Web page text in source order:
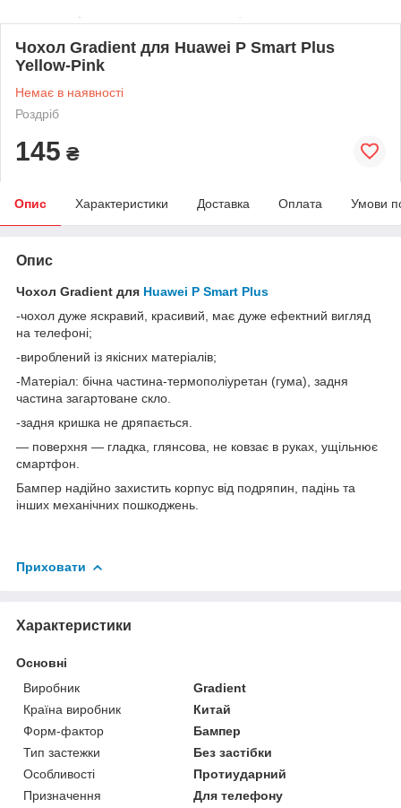
Чохол Gradient для Huawei P Smart Plus
Yellow-Pink
Немає в наявності
Роздріб
145 ₴
Опис Характеристики Доставка Оплата Умови
Опис
Чохол Gradient для Huawei P Smart Plus
-чохол дуже яскравий, красивий, має дуже ефектний вигляд
на телефоні;
-вироблений із якісних матеріалів;
-Матеріал: бічна частина-термополіуретан (гума), задня
частина загартоване скло.
-задня кришка не дряпається.
— поверхня — гладка, глянсова, не ковзає в руках, ущільнює
смартфон.
Бампер надійно захистить корпус від подряпин, падінь та
інших механічних пошкоджень.
Приховати
Характеристики
Основні
Виробник
Gradient
Країна виробник
Китай
Форм-фактор
Бампер
Тип застежки
Без застібки
Особливості
Протиударний
Призначення
Для телефону